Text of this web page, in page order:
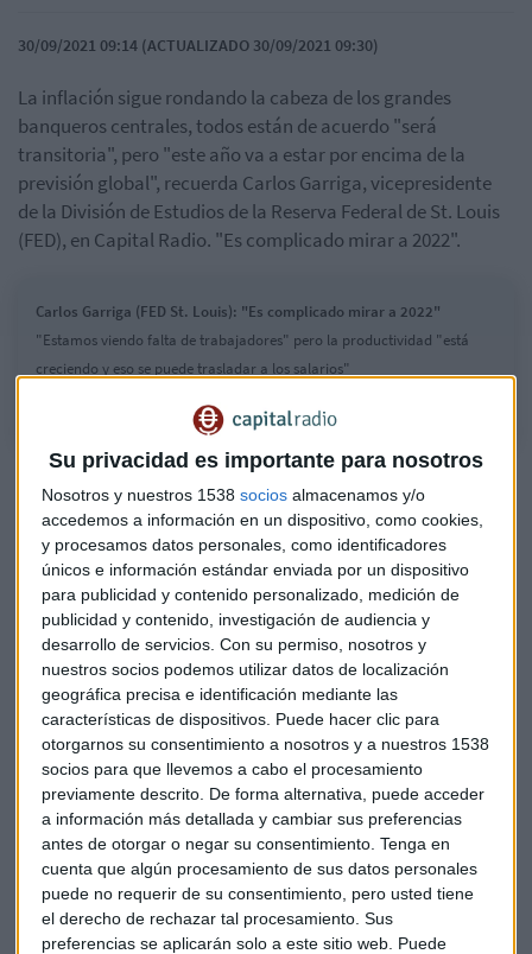
Su privacidad es importante para nosotros
Nosotros y nuestros 1538 socios almacenamos y/o
accedemos a información en un dispositivo, como cookies,
y procesamos datos personales, como identificadores
únicos e información estándar enviada por un dispositivo
para publicidad y contenido personalizado, medición de
publicidad y contenido, investigación de audiencia y
desarrollo de servicios. Con su permiso, nosotros y
nuestros socios podemos utilizar datos de localización
geográfica precisa e identificación mediante las
características de dispositivos. Puede hacer clic para
otorgarnos su consentimiento a nosotros y a nuestros 1538
socios para que llevemos a cabo el procesamiento
previamente descrito. De forma alternativa, puede acceder
a información más detallada y cambiar sus preferencias
antes de otorgar o negar su consentimiento. Tenga en
cuenta que algún procesamiento de sus datos personales
puede no requerir de su consentimiento, pero usted tiene
el derecho de rechazar tal procesamiento. Sus
preferencias se aplicarán solo a este sitio web. Puede
30/09/2021 09:14 (ACTUALIZADO 30/09/2021 09:30)
La inflación sigue rondando la cabeza de los grandes
banqueros centrales, todos están de acuerdo "será
transitoria", pero "este año va a estar por encima de la
previsión global", recuerda Carlos Garriga, vicepresidente
de la División de Estudios de la Reserva Federal de St. Louis
(FED), en Capital Radio. "Es complicado mirar a 2022".
Carlos Garriga (FED St. Louis): "Es complicado mirar a 2022"
"Estamos viendo falta de trabajadores" pero la productividad "está
creciendo y eso se puede trasladar a los salarios"
Con esta situación, "es complicado mirar a 2022", apostilla
Carlos Garriga. Además, "los mercados reaccionan muy
rápido y lo hacen más a las expectativas que a la economía
real", añade.
Entre los puntos en la hoja de ruta para 2022 aparecen
varios conceptos. Uno de ellos es la compra de bonos, "en
noviembre pondremos más claridad", explica el
vicepresidente de la División de Estudios de la Reserva
Federal de St. Louis. "También hablaremos de ajustes de las
tasas de interés que son bajísimas", señala, "pero seguirían
siendo extremadamente acomodantes", apostilla en
Capital, la Bolsa y la Vida con Luis Vicente Muñoz.
Más oferta que trabajadores
Más allá de las claves de la política monetaria
estadounidense, en la FED de Saint Louis están pendientes